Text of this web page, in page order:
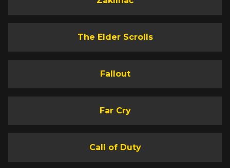
The Elder Scrolls
Fallout
Far Cry
Call of Duty